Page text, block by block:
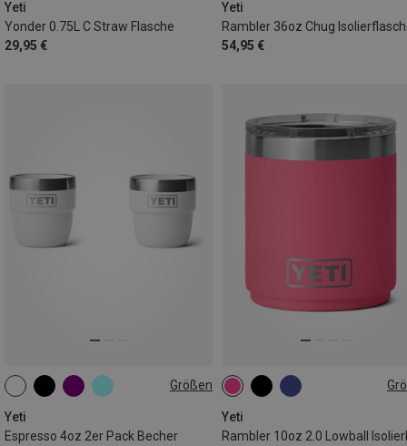
Yeti
Yonder 0.75L C Straw Flasche
29,95 €
Yeti
Rambler 36oz Chug
54,95 €
Größen
Yeti
Espresso 4oz 2er Pack Becher
2X 118ML
Yeti
296ML